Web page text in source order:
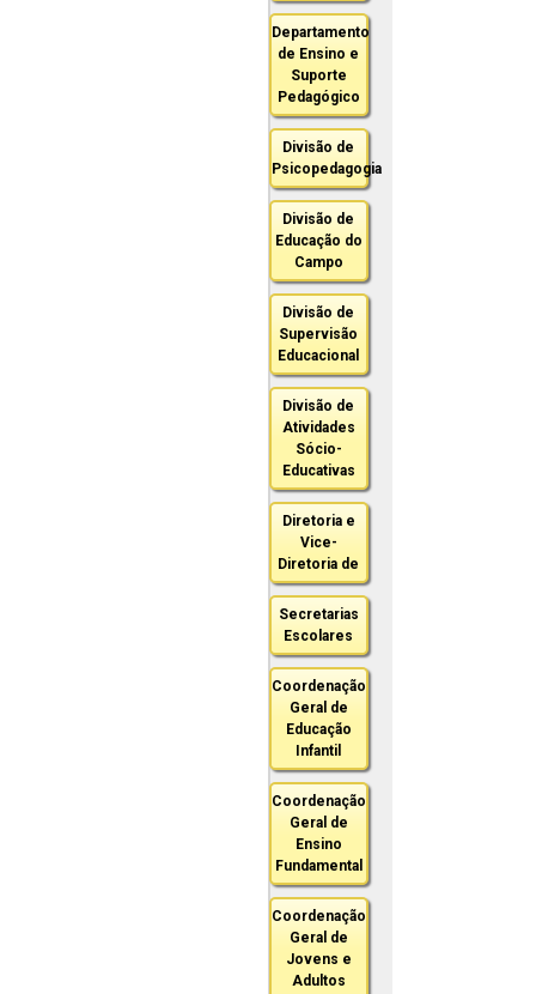
Departamento
de Ensino e
Suporte
Pedagógico
Divisão de
Psicopedagogia
Divisão de
Educação do
Campo
Divisão de
Supervisão
Educacional
Divisão de
Atividades
Sócio-
Educativas
Diretoria e
Vice-
Diretoria de
Secretarias
Escolares
Coordenação
Geral de
Educação
Infantil
Coordenação
Geral de
Ensino
Fundamental
Coordenação
Geral de
Jovens e
Adultos